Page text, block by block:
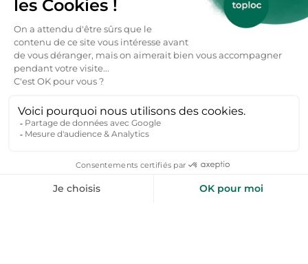
toploc
De l'aide pour votre prochain
séjour nature ?